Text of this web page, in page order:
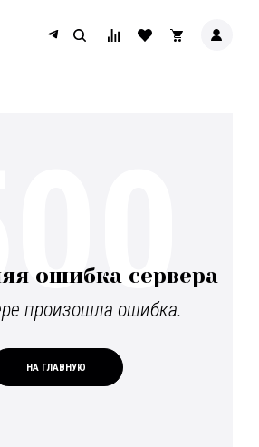
ошибка сервера
произошла ошибка.
НА ГЛАВНУЮ